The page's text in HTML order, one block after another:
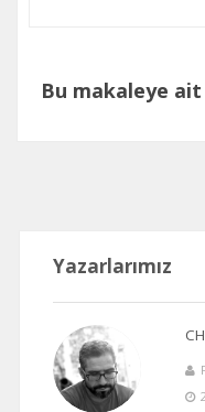
Bu makaleye
Yazarlarımız